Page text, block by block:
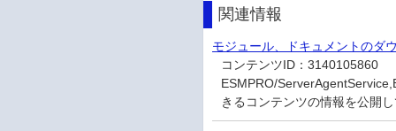
関連情報
モジュール、ドキュメントのダ
コンテンツID：3140105860
ESMPRO/
きるコンテンツの情報を公開